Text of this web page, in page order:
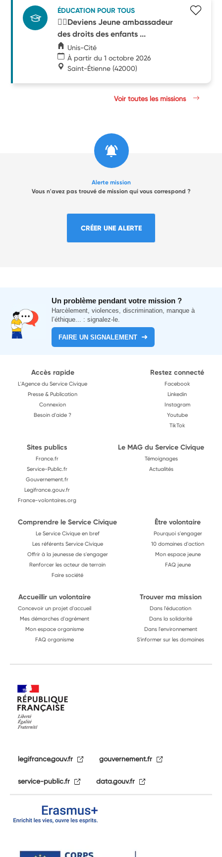
ÉDUCATION POUR TOUS
🧑‍⚖️Deviens Jeune ambassadeur
des droits des enfants ...
Unis-Cité
À partir du 1 octobre 2026
Saint-Étienne (42000)
Voir toutes les missions
Alerte mission
Vous n'avez pas trouvé de mission qui vous correspond ?
CRÉER UNE ALERTE
Un problème pendant votre mission ?
Harcèlement, violences, discrimination, manque à
l’éthique... : signalez-le.
FAIRE UN SIGNALEMENT
Accès rapide
L'Agence du Service Civique
Presse & Publication
Connexion
Besoin d'aide ?
Restez connecté
Facebook
Linkedin
Instagram
Youtube
TikTok
Sites publics
France.fr
Service-Public.fr
Gouvernement.fr
Legifrance.gouv.fr
France-volontaires.org
Le MAG du Service Civique
Témoignages
Actualités
Comprendre le Service Civique
Le Service Civique en bref
Les référents Service Civique
Offrir à la jeunesse de s'engager
Renforcer les acteur de terrain
Faire société
Être volontaire
Pourquoi s'engager
10 domaines d'action
Mon espace jeune
FAQ jeune
Accueillir un volontaire
Concevoir un projet d'accueil
Mes démarches d'agrément
Mon espace organisme
FAQ organisme
Trouver ma mission
Dans l'éducation
Dans la solidarité
Dans l'environnement
S'informer sur les domaines
legifrance.gouv.fr gouvernement.fr
service-public.fr data.gouv.fr